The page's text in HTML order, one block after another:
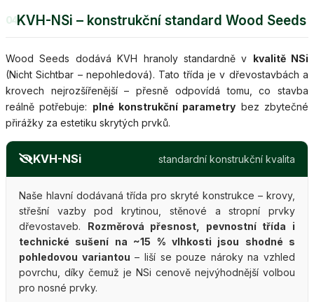
04KVH-NSi – konstrukční standard Wood Seeds
Wood Seeds dodává KVH hranoly standardně v kvalitě NSi
(Nicht Sichtbar – nepohledová). Tato třída je v dřevostavbách a
krovech nejrozšířenější – přesně odpovídá tomu, co stavba
reálně potřebuje: plné konstrukční parametry bez zbytečné
přirážky za estetiku skrytých prvků.
KVH-NSi standardní konstrukční kvalita
Naše hlavní dodávaná třída pro skryté konstrukce – krovy,
střešní vazby pod krytinou, stěnové a stropní prvky
dřevostaveb. Rozměrová přesnost, pevnostní třída i
technické sušení na ~15 % vlhkosti jsou shodné s
pohledovou variantou – liší se pouze nároky na vzhled
povrchu, díky čemuž je NSi cenově nejvýhodnější volbou
pro nosné prvky.